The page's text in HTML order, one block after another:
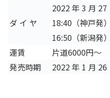
ダ イ ヤ
2022 年 3 月
18:40（神戸発
16:50（新潟発
運賃
片道6000円～
発売時期
2022 年 1 月